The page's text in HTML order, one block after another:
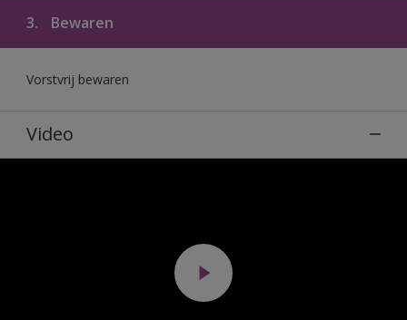
3. Bewaren
Vorstvrij bewaren
Video